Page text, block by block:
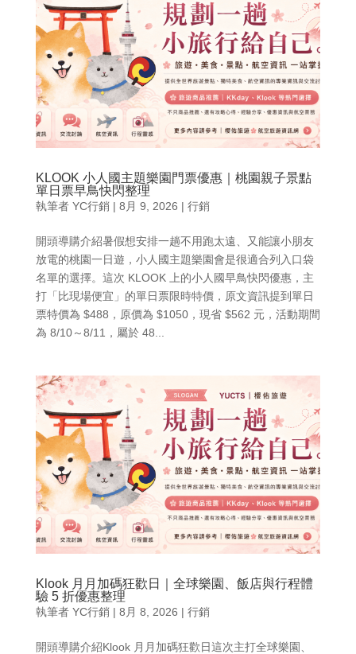
KLOOK 小人國主題樂園門票優惠｜桃園親子景點
單日票早鳥快閃整理
執筆者 YC行銷| 8月 9, 2026 | 行銷
開頭導購介紹暑假想安排一趟不用跑太遠、又能讓小朋友
放電的桃園一日遊，小人國主題樂園會是很適合列入口袋
名單的選擇。這次 KLOOK 上的小人國早鳥快閃優惠，主
打「比現場便宜」的單日票限時特價，原文資訊提到單日
票特價為 $488，原價為 $1050，現省 $562 元，活動期間
為 8/10～8/11，屬於 48...
Klook 月月加碼狂歡日｜全球樂園、飯店與行程體
驗 5 折優惠整理
執筆者 YC行銷| 8月 8, 2026 | 行銷
開頭導購介紹Klook 月月加碼狂歡日這次主打全球樂園、